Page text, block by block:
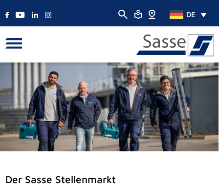
DE
Der Sasse Stellenmarkt